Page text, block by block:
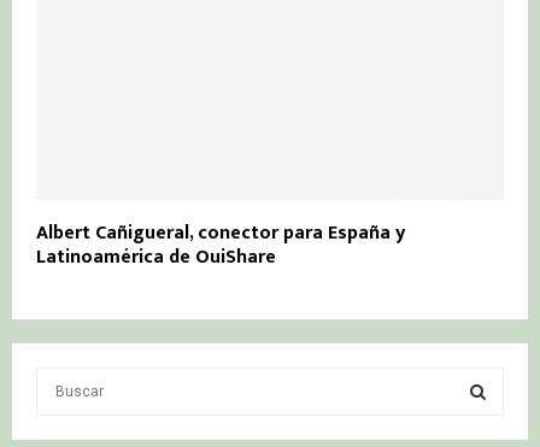
Albert Cañigueral, conector para España y
Latinoamérica de OuiShare
S